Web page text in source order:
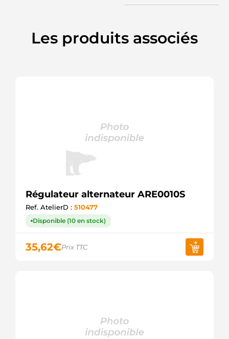
SRE40173.0
Les produits associés
Régulateur alternateur ARE0010S
Ref. AtelierD : 510477
Disponible (10 en stock)
35,62€Prix TTC